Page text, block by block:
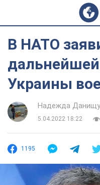
В НАТО
Украины
Надежда
5.04.2022 18:22
1195